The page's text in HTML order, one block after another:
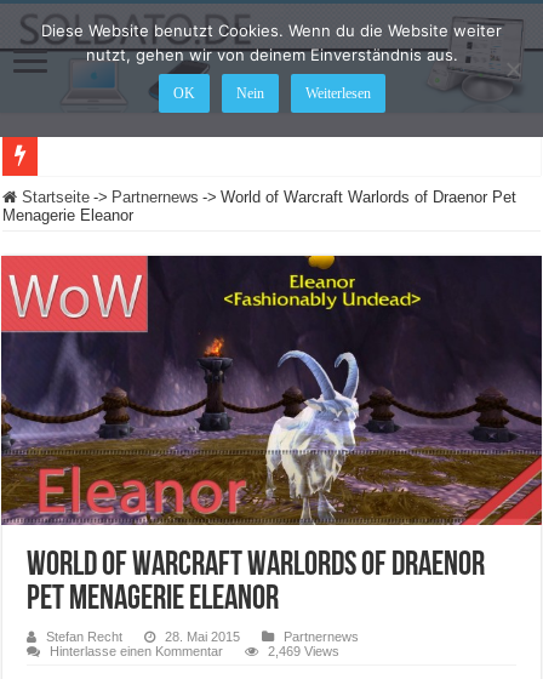
Startseite -> Partnernews -> World of Warcraft Warlords of Draenor Pet
Menagerie Eleanor
World of Warcraft Warlords of Draenor
Pet Menagerie Eleanor
Stefan Recht 28. Mai 2015
Partnernews
Hinterlasse einen Kommentar
2,469 Views
Diese Website benutzt Cookies. Wenn du die Website weiter
nutzt, gehen wir von deinem Einverständnis aus.
OK Nein Weiterlesen